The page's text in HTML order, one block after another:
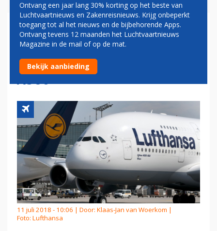
LUFTHANSA STUWT
PASSAGIERSAANTALLEN
MÜNCHEN AIRPORT MET
A380
11 juli 2018 - 10:06 | Door: Klaas-Jan van Woerkom |
Foto: Lufthansa
Ontvang een jaar lang 30% korting op het beste van
Luchtvaartnieuws en Zakenreisnieuws. Krijg onbeperkt
toegang tot al het nieuws en de bijbehorende Apps.
Ontvang tevens 12 maanden het Luchtvaartnieuws
Magazine in de mail of op de mat.
Bekijk aanbieding